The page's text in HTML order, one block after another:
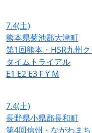
7.4(土)
熊本県菊池郡大津町
第1回熊本・HSR九州
タイムトライアル
E1 E2 E3 FY M
7.4(土)
長野県小県郡長和町
第4回信州・ながわま